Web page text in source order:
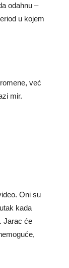
odahnu –
u kojem
već
mir.
Oni su
kada
Jarac će